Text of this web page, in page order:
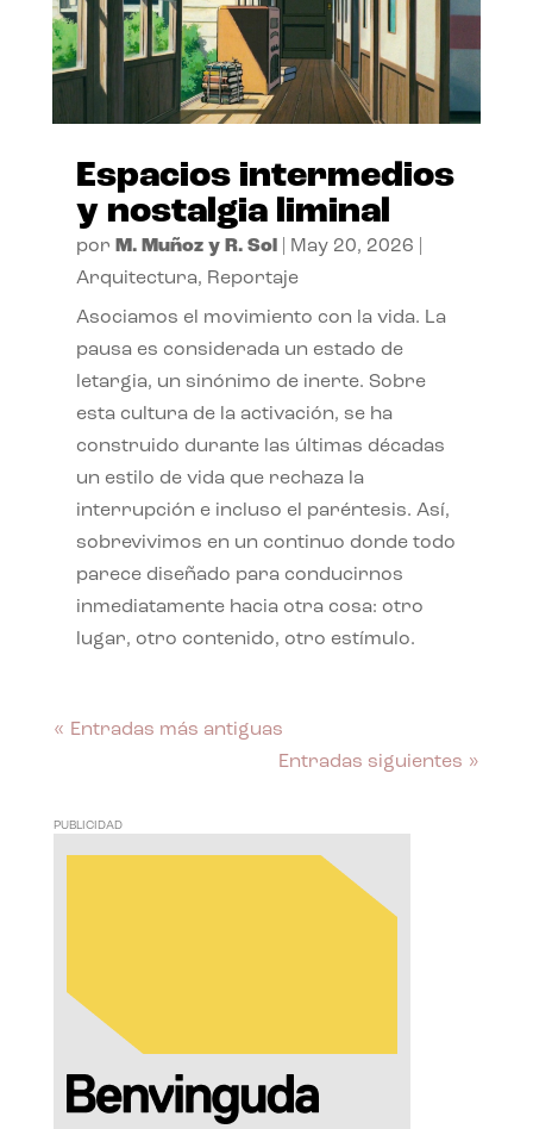
Espacios intermedios
y nostalgia liminal
por M. Muñoz y R. Sol May 20, 2026
Arquitectura, Reportaje
Asociamos el movimiento con la vida. La
pausa es considerada un estado de
letargia, un sinónimo de inerte. Sobre
esta cultura de la activación, se ha
construido durante las últimas décadas
un estilo de vida que rechaza la
interrupción e incluso el paréntesis. Así,
sobrevivimos en un continuo donde todo
parece diseñado para conducirnos
inmediatamente hacia otra cosa: otro
lugar, otro contenido, otro estímulo.
« Entradas más antiguas
Entradas siguientes »
PUBLICIDAD